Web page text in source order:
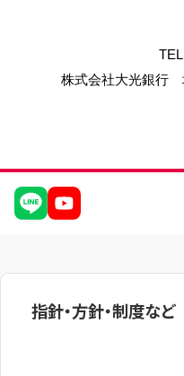
TEL
株式会社大光銀行
指針・方針・制度など